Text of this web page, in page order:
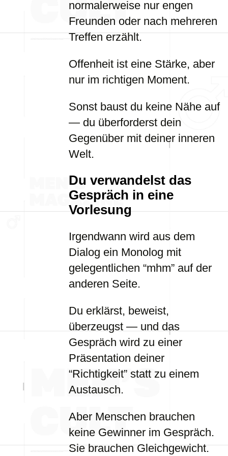
normalerweise nur engen
Freunden oder nach mehreren
Treffen erzählt.
Offenheit ist eine Stärke, aber
nur im richtigen Moment.
Sonst baust du keine Nähe auf
— du überforderst dein
Gegenüber mit deiner inneren
Welt.
Du verwandelst das
Gespräch in eine
Vorlesung
Irgendwann wird aus dem
Dialog ein Monolog mit
gelegentlichen “mhm” auf der
anderen Seite.
Du erklärst, beweist,
überzeugst — und das
Gespräch wird zu einer
Präsentation deiner
“Richtigkeit” statt zu einem
Austausch.
Aber Menschen brauchen
keine Gewinner im Gespräch.
Sie brauchen Gleichgewicht.